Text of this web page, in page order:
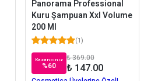
Panorama Professional
Kuru Şampuan Xxl Volume
200 Ml
(1)
Kazancınız
%60
₺ 369.00
₺ 147.00